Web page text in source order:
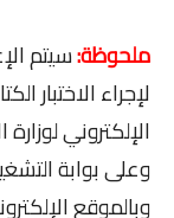
ملحوظة:سيتم
لإجراء الاختبار
الإلكتروني لوزارة
وعلى بوابة
وبالموقع